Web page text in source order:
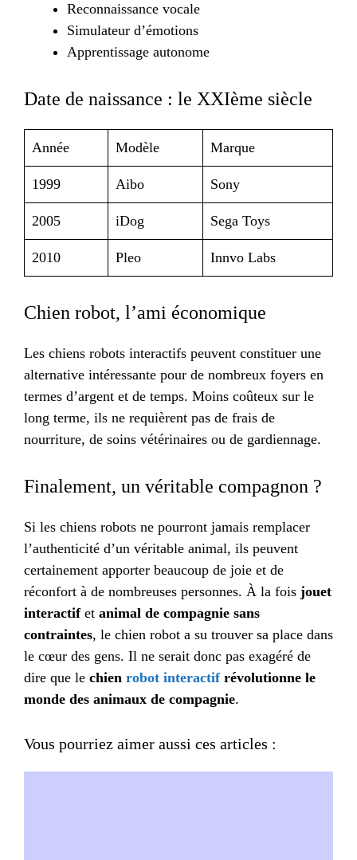
Reconnaissance vocale
Simulateur d’émotions
Apprentissage autonome
Date de naissance : le XXIème siècle
Année Modèle Marque
1999 Aibo Sony
2005 iDog Sega Toys
2010 Pleo Innvo Labs
Chien robot, l’ami économique
Les chiens robots interactifs peuvent constituer une
alternative intéressante pour de nombreux foyers en
termes d’argent et de temps. Moins coûteux sur le
long terme, ils ne requièrent pas de frais de
nourriture, de soins vétérinaires ou de gardiennage.
Finalement, un véritable compagnon ?
Si les chiens robots ne pourront jamais remplacer
l’authenticité d’un véritable animal, ils peuvent
certainement apporter beaucoup de joie et de
réconfort à de nombreuses personnes. À la fois jouet
interactifet animal de compagnie sans
contraintes, le chien robot a su trouver sa place dans
le cœur des gens. Il ne serait donc pas exagéré de
dire que le chien robot interactifrévolutionne le
monde des animaux de compagnie.
Vous pourriez aimer aussi ces articles :